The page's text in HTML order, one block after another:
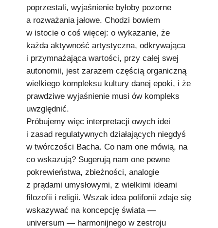
poprzestali, wyjaśnienie byłoby pozorne
a rozważania jałowe. Chodzi bowiem
w istocie o coś więcej: o wykazanie, że
każda aktywność artystyczna, odkrywająca
i przymnażająca wartości, przy całej swej
autonomii, jest zarazem częścią organiczną
wielkiego kompleksu kultury danej epoki, i że
prawdziwe wyjaśnienie musi ów kompleks
uwzględnić.
Próbujemy więc interpretacji owych idei
i zasad regulatywnych działających niegdyś
w twórczości Bacha. Co nam one mówią, na
co wskazują? Sugerują nam one pewne
pokrewieństwa, zbieżności, analogie
z prądami umysłowymi, z wielkimi ideami
filozofii i religii. Wszak idea polifonii zdaje się
wskazywać na koncepcję świata —
universum — harmonijnego w zestroju